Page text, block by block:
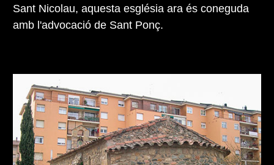
Sant Nicolau, aquesta església ara és coneguda
amb l'advocació de Sant Ponç.